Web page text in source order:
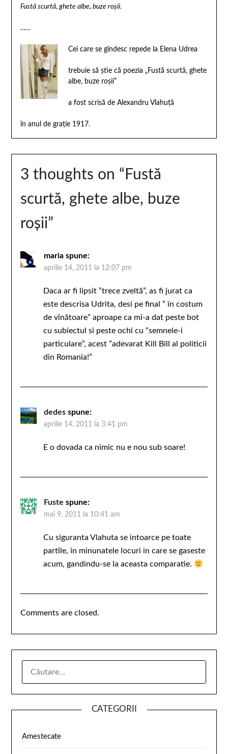
Fustă scurtă, ghete albe, buze roşii.
……
Cei care se gîndesc repede la Elena Udrea
trebuie să ştie că poezia „Fustă scurtă, ghete
albe, buze roşii”
a fost scrisă de Alexandru Vlahuţă
în anul de graţie 1917.
3 thoughts on “ Fustă
scurtă, ghete albe, buze
roşii”
maria spune:
aprilie 14, 2011 la 12:07 pm
Daca ar fi lipsit ”trece zveltă”, as fi jurat ca
este descrisa Udrita, desi pe final ” în costum
de vînătoare” aproape ca mi-a dat peste bot
cu subiectul si peste ochi cu “semnele-i
particulare”, acest ”adevarat Kill Bill al politicii
din Romania!”
dedes spune:
aprilie 14, 2011 la 3:41 pm
E o dovada ca nimic nu e nou sub soare!
Fuste spune:
mai 9, 2011 la 10:41 am
Cu siguranta Vlahuta se intoarce pe toate
partile, in minunatele locuri in care se gaseste
acum, gandindu-se la aceasta comparatie.
Comments are closed.
CATEGORII
Amestecate